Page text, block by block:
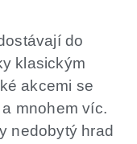
do
klasickým
akcemi se
mnohem víc.
nedobytý hrad